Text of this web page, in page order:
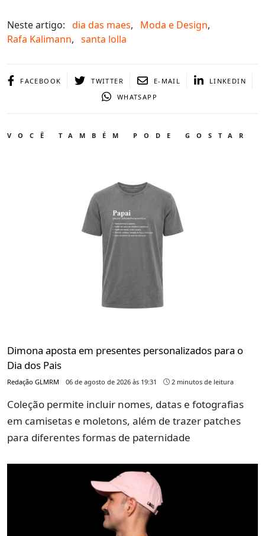
Neste artigo: dia das maes, Moda e Design,
Rafa Kalimann, santa lolla
FACEBOOK TWITTER E-MAIL
LINKEDIN
WHATSAPP
VOCÊ TAMBÉM PODE GOSTAR
Dimona aposta em presentes personalizados para o
Dia dos Pais
Redação GLMRM 06 de agosto de 2026 às 19:31 2 minutos de leitura
Coleção permite incluir nomes, datas e fotografias
em camisetas e moletons, além de trazer patches
para diferentes formas de paternidade